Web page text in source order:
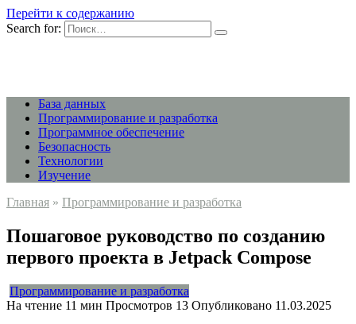
Перейти к содержанию
Search for:
База данных
Программирование и разработка
Программное обеспечение
Безопасность
Технологии
Изучение
Главная » Программирование и разработка
Пошаговое руководство по созданию
первого проекта в Jetpack Compose
Программирование и разработка
На чтение 11 мин Просмотров 13 Опубликовано 11.03.2025